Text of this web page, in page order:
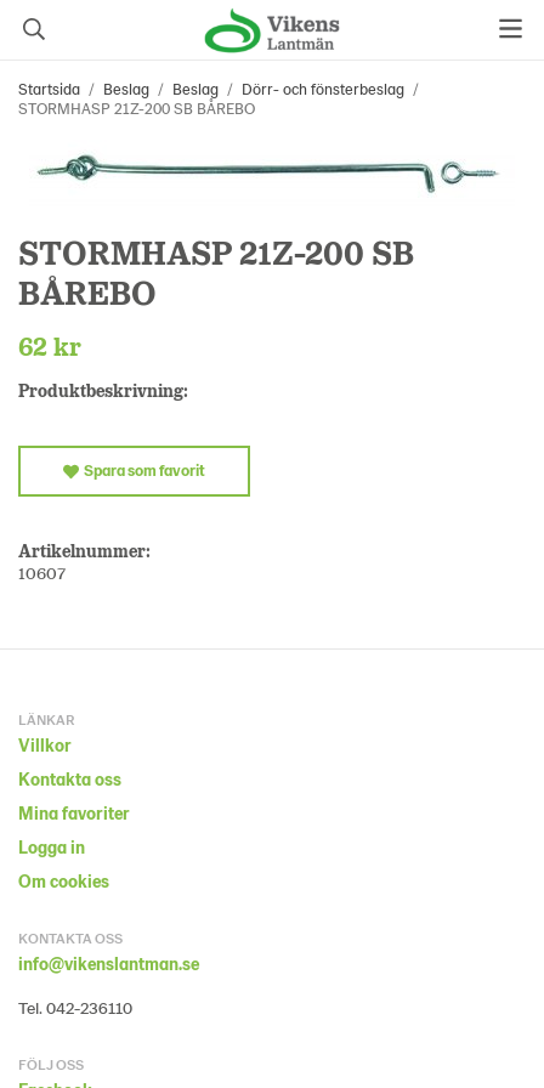
Startsida / Beslag / Beslag / Dörr- och fönsterbeslag /
STORMHASP 21Z-200 SB BÅREBO
STORMHASP 21Z-200 SB
BÅREBO
62 kr
Produktbeskrivning:
Spara som favorit
Artikelnummer:
10607
LÄNKAR
Villkor
Kontakta oss
Mina favoriter
Logga in
Om cookies
KONTAKTA OSS
info@vikenslantman.se
Tel. 042-236110
FÖLJ OSS